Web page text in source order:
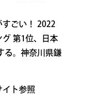
すごい！ 2022
第1位、日本
る。神奈川県鎌
ト参照